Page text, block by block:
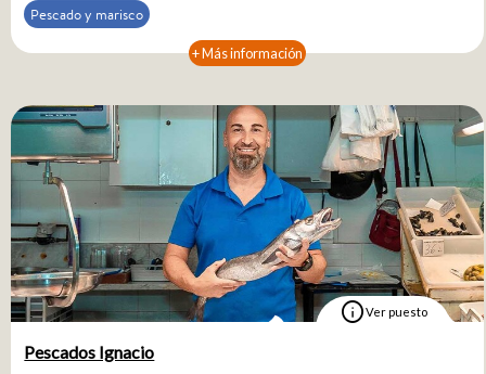
Pescado y marisco
+ Más información
infoVer puesto
Pescados Ignacio